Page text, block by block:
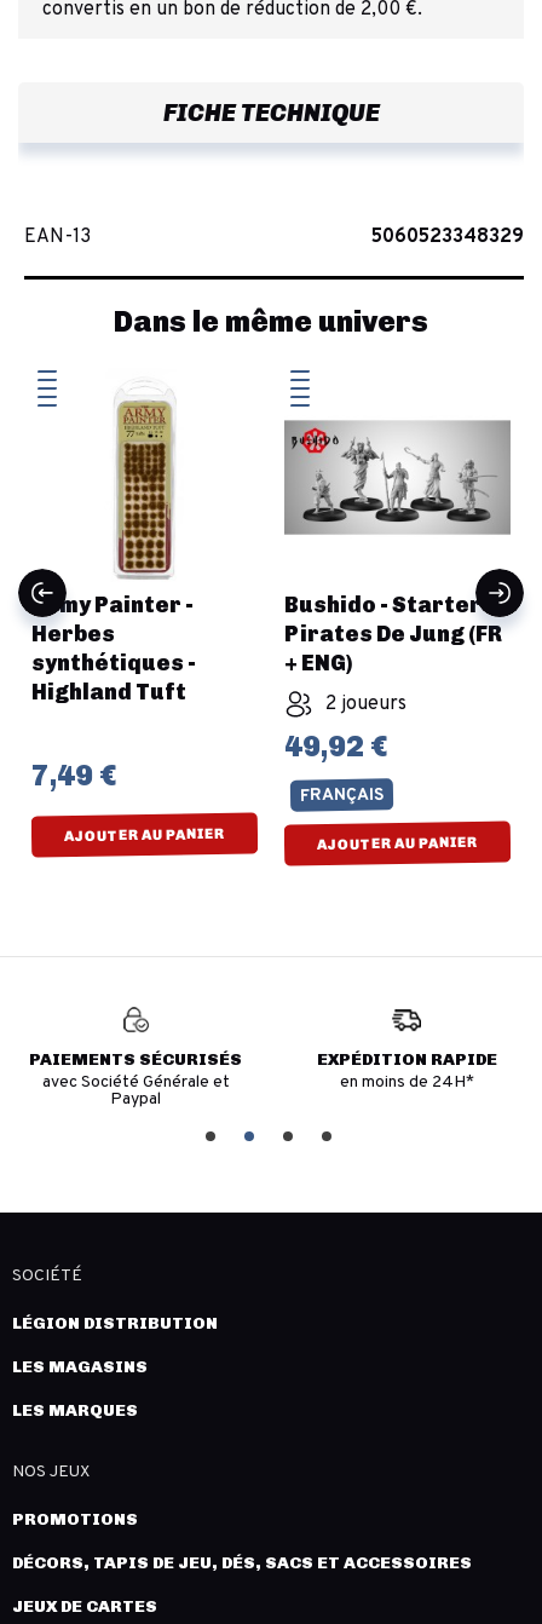
convertis en un bon de réduction de 2,00 €.
FICHE TECHNIQUE
EAN-13 5060523348329
Dans le même univers
Army Painter -
Herbes
synthétiques -
Highland Tuft
7,49 €
AJOUTER AU PANIER
Bushido - Starter -
Pirates De Jung (FR
+ ENG)
2 joueurs
49,92 €
FRANÇAIS
AJOUTER AU PANIER
PAIEMENTS SÉCURISÉS
avec Société Générale et
Paypal
EXPÉDITION RAPIDE
en moins de 24H*
SOCIÉTÉ
LÉGION DISTRIBUTION
LES MAGASINS
LES MARQUES
NOS JEUX
PROMOTIONS
DÉCORS, TAPIS DE JEU, DÉS, SACS ET ACCESSOIRES
JEUX DE CARTES